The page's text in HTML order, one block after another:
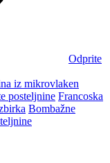
Odprite
iz mikrovlaken
posteljnine Francoska
Bombažne